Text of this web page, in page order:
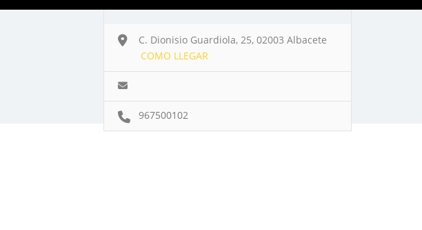
C. Dionisio Guardiola, 25, 02003 Albacete
COMO LLEGAR
967500102